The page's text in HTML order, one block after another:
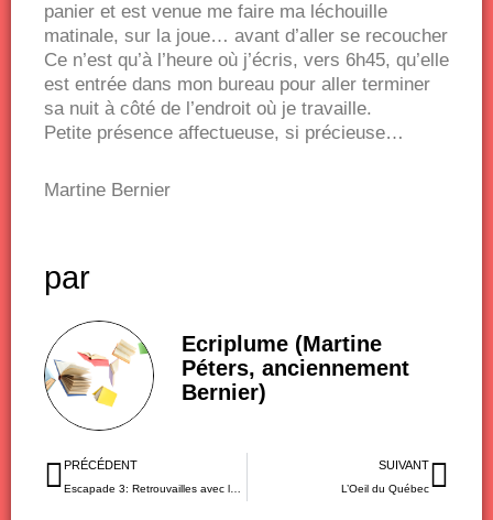
panier et est venue me faire ma léchouille
matinale, sur la joue… avant d’aller se recoucher
Ce n’est qu’à l’heure où j’écris, vers 6h45, qu’elle
est entrée dans mon bureau pour aller terminer
sa nuit à côté de l’endroit où je travaille.
Petite présence affectueuse, si précieuse…
Martine Bernier
par
Ecriplume (Martine
Péters, anciennement
Bernier)
Précédent
PRÉCÉDENT SUIVANT
L’Oeil du Québec